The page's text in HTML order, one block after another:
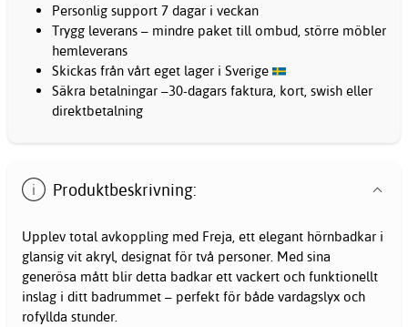
Personlig support 7 dagar i veckan
Trygg leverans – mindre paket till ombud, större möbler
hemleverans
Skickas från vårt eget lager i Sverige
Säkra betalningar –30-dagars faktura, kort, swish eller
direktbetalning
Produktbeskrivning:
Upplev total avkoppling med Freja, ett elegant hörnbadkar i
glansig vit akryl, designat för två personer. Med sina
generösa mått blir detta badkar ett vackert och funktionellt
inslag i ditt badrummet – perfekt för både vardagslyx och
rofyllda stunder.